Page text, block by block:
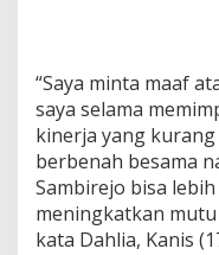
“Saya minta maaf
saya selama
kinerja yang kurang
berbenah besama
Sambirejo bisa
meningkatkan
kata Dahlia, Kanis